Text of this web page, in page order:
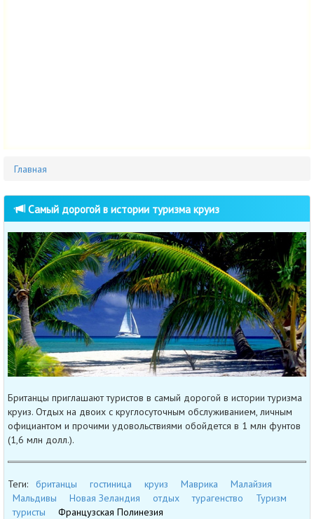
Главная
Cамый дорогой в истории туризма круиз
Британцы приглашают туристов в самый дорогой в истории туризма
круиз. Отдых на двоих с круглосуточным обслуживанием, личным
официантом и прочими удовольствиями обойдется в 1 млн фунтов
(1,6 млн долл.).
Теги: британцы гостиница круиз Маврика
Малайзия
Мальдивы
Новая Зеландия отдых турагенство
Туризм
туристы
Французская Полинезия